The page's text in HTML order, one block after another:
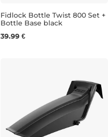
0,8L
Fidlock Bottle Twist 800 Set +
Bottle Base black
39.99 €